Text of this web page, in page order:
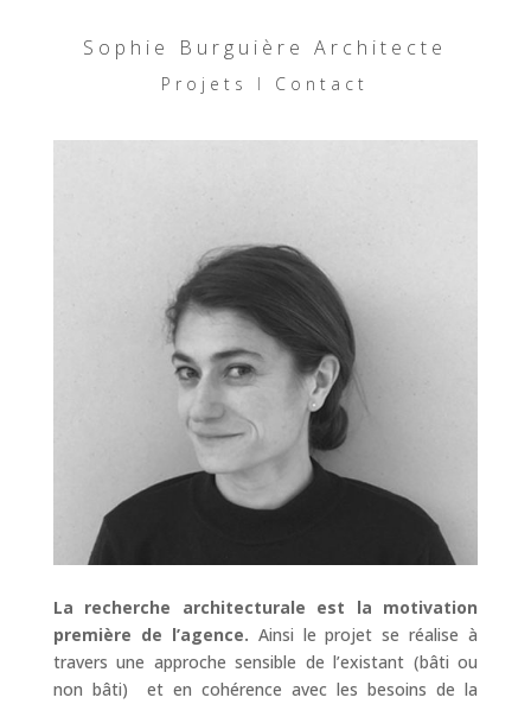
Sophie Burguière Architecte
Projets I Contact
La recherche architecturale est la motivation
première de l’agence. Ainsi le projet se réalise à
travers une approche sensible de l’existant (bâti ou
non bâti) et en cohérence avec les besoins de la